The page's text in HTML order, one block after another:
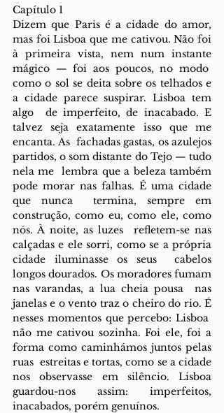
Capítulo 1
Dizem que Paris é a cidade do amor,
mas foi Lisboa que me cativou. Não foi
à primeira vista, nem num instante
mágico — foi aos poucos, no modo
como o sol se deita sobre os telhados e
a cidade parece suspirar. Lisboa tem
algo  de imperfeito, de inacabado. E
talvez seja exatamente isso que me
encanta. As  fachadas gastas, os azulejos
partidos, o som distante do Tejo — tudo
nela me  lembra que a beleza também
pode morar nas falhas. É uma cidade
que nunca  termina, sempre em
construção, como eu, como ele, como
nós. À noite, as luzes  refletem-se nas
calçadas e ele sorri, como se a própria
cidade iluminasse os seus  cabelos
longos dourados. Os moradores fumam
nas varandas, a lua cheia pousa  nas
janelas e o vento traz o cheiro do rio. É
nesses momentos que percebo: Lisboa
não me cativou sozinha. Foi ele, foi a
forma como caminhámos juntos pelas
ruas  estreitas e tortas, como se a cidade
nos observasse em silêncio. Lisboa
guardou-nos assim: imperfeitos,
inacabados, porém genuínos.